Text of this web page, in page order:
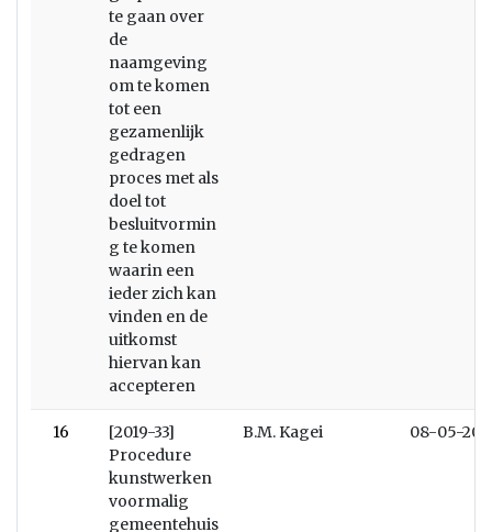
te gaan over
de
naamgeving
om te komen
tot een
gezamenlijk
gedragen
proces met als
doel tot
besluitvormin
g te komen
waarin een
ieder zich kan
vinden en de
uitkomst
hiervan kan
accepteren
16
[2019-33]
Procedure
kunstwerken
voormalig
gemeentehuis
B.M. Kagei 08-05-